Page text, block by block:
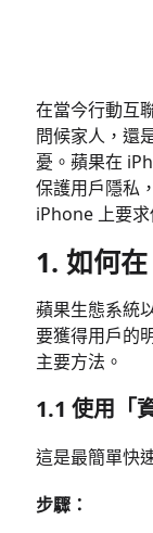
在當今行動互
問候家人，還
憂。蘋果在
保護用戶隱私
iPhone 上要
1. 如何
蘋果生態系統
要獲得用戶的
主要方法。
1.1 使用「
這是最簡單快
步驟：